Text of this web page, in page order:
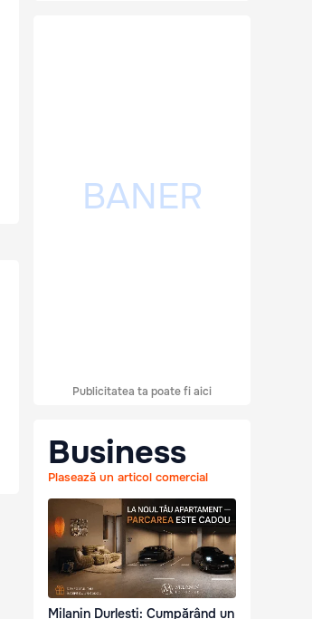
Publicitatea ta poate fi aici
Business
Plasează un articol comercial
Milanin Durlești: Cumpărând un